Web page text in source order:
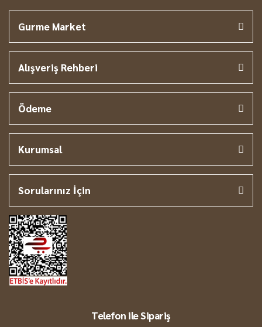
Gurme Market
Alışveriş Rehberi
Ödeme
Kurumsal
Sorularınız İçin
Telefon ile Sipariş